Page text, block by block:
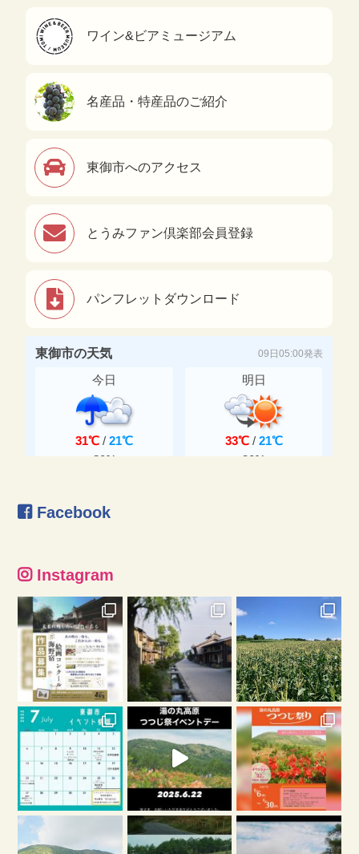
ワイン&ビアミュージアム
名産品・特産品のご紹介
東御市へのアクセス
とうみファン倶楽部会員登録
パンフレットダウンロード
Facebook
Instagram